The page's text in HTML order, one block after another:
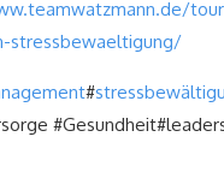
stressbewaeltigung/
#